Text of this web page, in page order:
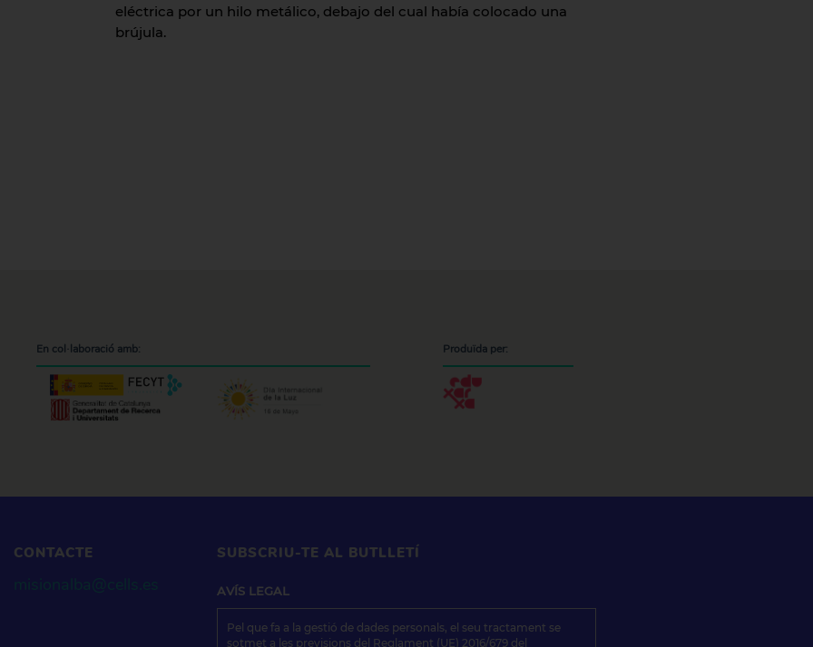
eléctrica por un hilo metálico, debajo del cual había colocado una
brújula.
En col·laboració amb: Produïda per:
CONTACTE
misionalba@cells.es
SUBSCRIU-TE AL BUTLLETÍ
AVÍS LEGAL
Pel que fa a la gestió de dades personals, el seu tractament se
sotmet a les previsions del Reglament (UE) 2016/679 del